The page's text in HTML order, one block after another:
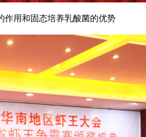
作用和固态培养乳酸菌的优势